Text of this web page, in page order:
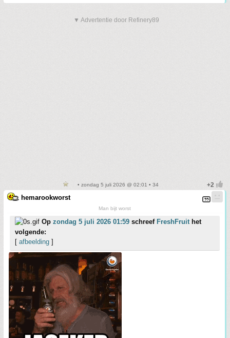
▼ Advertentie door Refinery89
• zondag 5 juli 2026 @ 02:01 • 34
hemarookworst
Man bijt worst
Op zondag 5 juli 2026 01:59 schreef FreshFruithet
volgende:
[ afbeelding ]